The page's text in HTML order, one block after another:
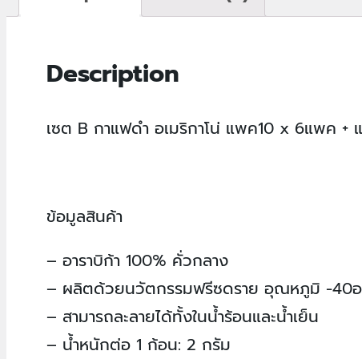
Description
เซต B กาแฟดำ อเมริกาโน่ แพค10 x 6แพค +
ข้อมูลสินค้า
– อาราบิก้า 100% คั่วกลาง
– ผลิตด้วยนวัตกรรมฟรีซดราย อุณหภูมิ -40อ
– สามารถละลายได้ทั้งในน้ำร้อนและน้ำเย็น
– น้ำหนักต่อ 1 ก้อน: 2 กรัม